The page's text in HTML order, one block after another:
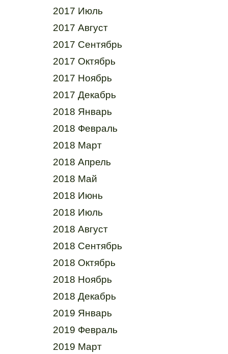
2017 Июль
2017 Август
2017 Сентябрь
2017 Октябрь
2017 Ноябрь
2017 Декабрь
2018 Январь
2018 Февраль
2018 Март
2018 Апрель
2018 Май
2018 Июнь
2018 Июль
2018 Август
2018 Сентябрь
2018 Октябрь
2018 Ноябрь
2018 Декабрь
2019 Январь
2019 Февраль
2019 Март